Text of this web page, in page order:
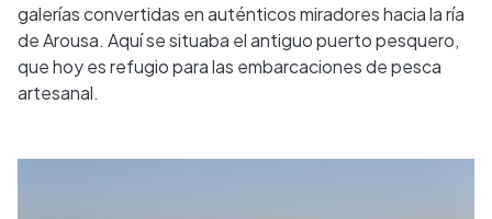
galerías convertidas en auténticos miradores hacia la ría
de Arousa. Aquí se situaba el antiguo puerto pesquero,
que hoy es refugio para las embarcaciones de pesca
artesanal.